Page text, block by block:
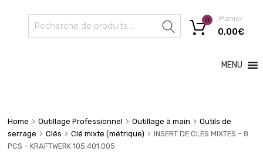
Recherche
Panier
0,00€
0
MENU
Home Outillage Professionnel Outillage à main
Outils de
serrage
Clés Clé mixte (métrique)
INSERT DE CLES MIXTES – 8
PCS – KRAFTWERK 105.401.005